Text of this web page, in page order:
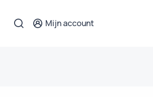
Mijn account